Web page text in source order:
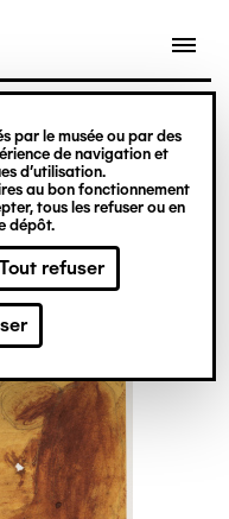
par le musée ou par des
de navigation et
d’utilisation.
au bon fonctionnement
tous les refuser ou en
dépôt.
Tout refuser